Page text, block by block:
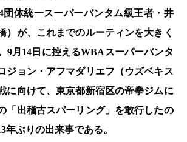
団体統一スーパーバンタム級王者・井
）が、これまでのルーティンを大きく
9月14日に控えるWBAスーパーバンタ
ジョン・アフマダリエフ（ウズベキス
に向けて、東京都新宿区の帝拳ジムに
「出稽古スパーリング」を敢行したの
年ぶりの出来事である。